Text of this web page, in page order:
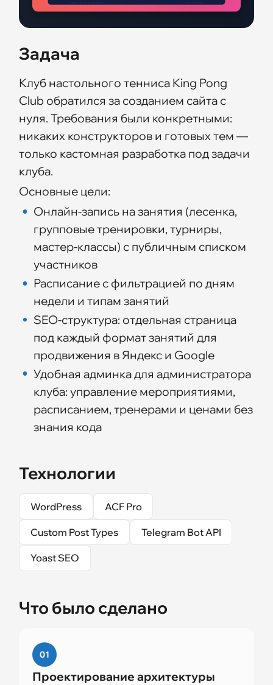
Задача
Клуб настольного тенниса King Pong
Club обратился за созданием сайта с
нуля. Требования были конкретными:
никаких конструкторов и готовых тем —
только кастомная разработка под задачи
клуба.
Основные цели:
Онлайн-запись на занятия (лесенка,
групповые тренировки, турниры,
мастер-классы) с публичным списком
участников
Расписание с фильтрацией по дням
недели и типам занятий
SEO-структура: отдельная страница
под каждый формат занятий для
продвижения в Яндекс и Google
Удобная админка для администратора
клуба: управление мероприятиями,
расписанием, тренерами и ценами без
знания кода
Технологии
WordPress ACF Pro
Custom Post Types Telegram Bot API
Yoast SEO
Что было сделано
01
Проектирование архитектуры